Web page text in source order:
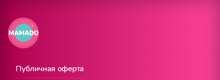
Публичная оферта